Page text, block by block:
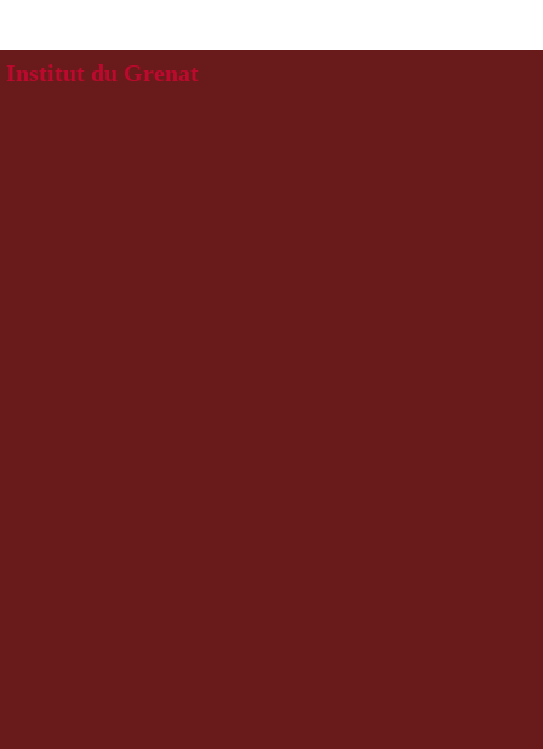
Institut du Grenat